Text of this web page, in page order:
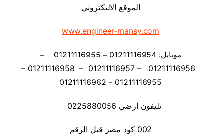
الموقع الاليكتروني
www.engineer-mansy.com
موبايل: 01211116954 – 01211116955 –
01211116956 – 01211116957 – 01211116958 –
01211116955 – 01211116962
تليفون ارضي 0225880056
002 كود مصر قبل الرقم